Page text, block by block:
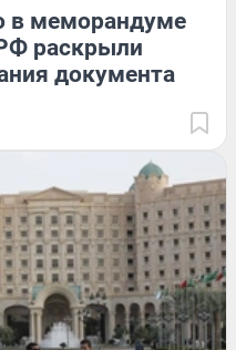
в меморандуме
раскрыли
документа